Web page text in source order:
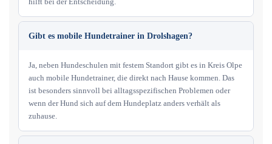
Gibt es mobile Hundetrainer in Drolshagen?
Ja, neben Hundeschulen mit festem Standort gibt es in Kreis Olpe
auch mobile Hundetrainer, die direkt nach Hause kommen. Das
ist besonders sinnvoll bei alltagsspezifischen Problemen oder
wenn der Hund sich auf dem Hundeplatz anders verhält als
zuhause.